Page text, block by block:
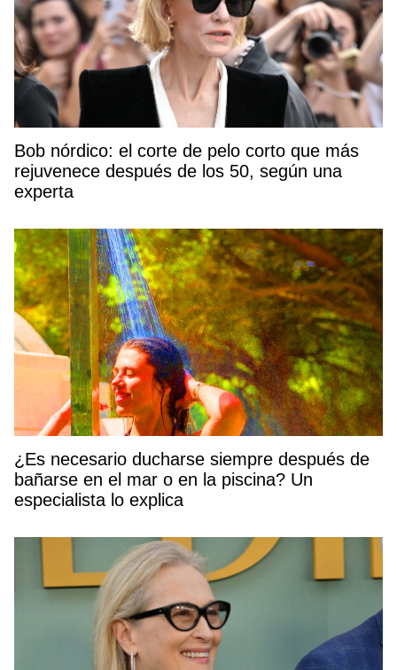
Bob nórdico: el corte de pelo corto que más
rejuvenece después de los 50, según una
experta
¿Es necesario ducharse siempre después de
bañarse en el mar o en la piscina? Un
especialista lo explica